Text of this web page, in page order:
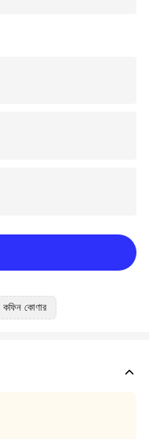
কফিন কোণার